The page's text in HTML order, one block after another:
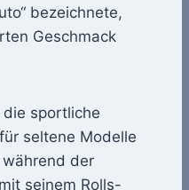
bezeichnete,
Geschmack
die sportliche
seltene Modelle
der
seinem Rolls-